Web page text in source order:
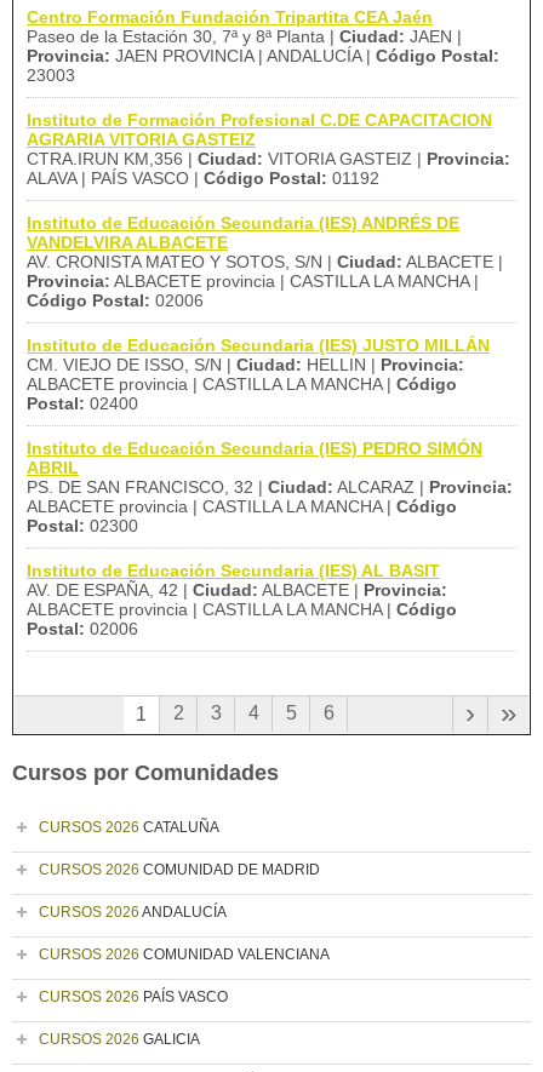
Centro Formación Fundación Tripartita CEA Jaén
Paseo de la Estación 30, 7ª y 8ª Planta | Ciudad: JAEN |
Provincia: JAEN PROVINCIA | ANDALUCÍA | Código Postal:
23003
Instituto de Formación Profesional C.DE CAPACITACION
AGRARIA VITORIA GASTEIZ
CTRA.IRUN KM,356 | Ciudad: VITORIA GASTEIZ | Provincia:
ALAVA | PAÍS VASCO | Código Postal: 01192
Instituto de Educación Secundaria (IES) ANDRÉS DE
VANDELVIRA ALBACETE
AV. CRONISTA MATEO Y SOTOS, S/N | Ciudad: ALBACETE |
Provincia: ALBACETE provincia | CASTILLA LA MANCHA |
Código Postal: 02006
Instituto de Educación Secundaria (IES) JUSTO MILLÁN
CM. VIEJO DE ISSO, S/N | Ciudad: HELLIN | Provincia:
ALBACETE provincia | CASTILLA LA MANCHA | Código
Postal: 02400
Instituto de Educación Secundaria (IES) PEDRO SIMÓN
ABRIL
PS. DE SAN FRANCISCO, 32 | Ciudad: ALCARAZ | Provincia:
ALBACETE provincia | CASTILLA LA MANCHA | Código
Postal: 02300
Instituto de Educación Secundaria (IES) AL BASIT
AV. DE ESPAÑA, 42 | Ciudad: ALBACETE | Provincia:
ALBACETE provincia | CASTILLA LA MANCHA | Código
Postal: 02006
1 2 3 4 5 6 »
›
Cursos por Comunidades
CURSOS 2026 CATALUÑA
CURSOS 2026 COMUNIDAD DE MADRID
CURSOS 2026 ANDALUCÍA
CURSOS 2026 COMUNIDAD VALENCIANA
CURSOS 2026 PAÍS VASCO
CURSOS 2026 GALICIA